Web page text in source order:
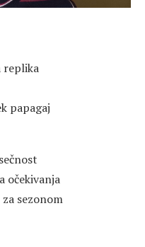
replika
papagaj
očekivanja
sezonom